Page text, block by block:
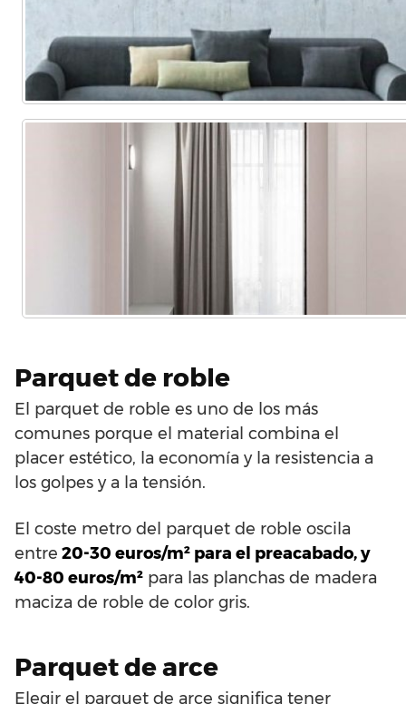
Parquet de roble
El parquet de roble es uno de los más
comunes porque el material combina el
placer estético, la economía y la resistencia a
los golpes y a la tensión.
El coste metro del parquet de roble oscila
entre 20-30 euros/m² para el preacabado, y
40-80 euros/m² para las planchas de madera
maciza de roble de color gris.
Parquet de arce
Elegir el parquet de arce significa tener